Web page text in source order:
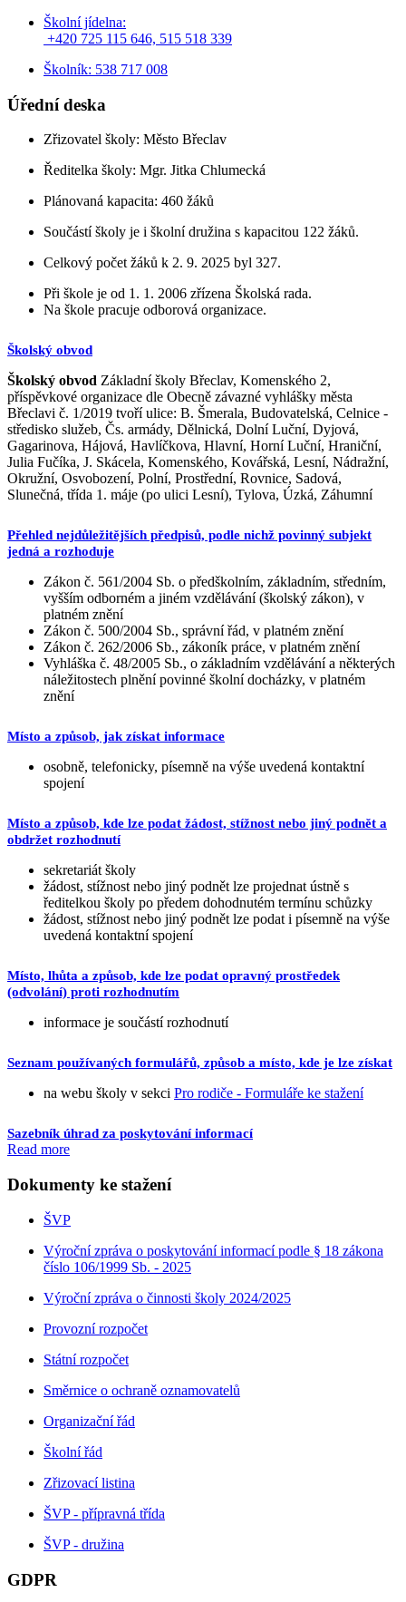
Školní jídelna:
+420 725 115 646, 515 518 339
Školník: 538 717 008
Úřední deska
Zřizovatel školy: Město Břeclav
Ředitelka školy: Mgr. Jitka Chlumecká
Plánovaná kapacita: 460 žáků
Součástí školy je i školní družina s kapacitou 122 žáků.
Celkový počet žáků k 2. 9. 2025 byl 327.
Při škole je od 1. 1. 2006 zřízena Školská rada.
Na škole pracuje odborová organizace.
Školský obvod
Školský obvod Základní školy Břeclav, Komenského 2,
příspěvkové organizace dle Obecně závazné vyhlášky města
Břeclavi č. 1/2019 tvoří ulice: B. Šmerala, Budovatelská, Celnice -
středisko služeb, Čs. armády, Dělnická, Dolní Luční, Dyjová,
Gagarinova, Hájová, Havlíčkova, Hlavní, Horní Luční, Hraniční,
Julia Fučíka, J. Skácela, Komenského, Kovářská, Lesní, Nádražní,
Okružní, Osvobození, Polní, Prostřední, Rovnice, Sadová,
Slunečná, třída 1. máje (po ulici Lesní), Tylova, Úzká, Záhumní
Přehled nejdůležitějších předpisů, podle nichž povinný subjekt
jedná a rozhoduje
Zákon č. 561/2004 Sb. o předškolním, základním, středním,
vyšším odborném a jiném vzdělávání (školský zákon), v
platném znění
Zákon č. 500/2004 Sb., správní řád, v platném znění
Zákon č. 262/2006 Sb., zákoník práce, v platném znění
Vyhláška č. 48/2005 Sb., o základním vzdělávání a některých
náležitostech plnění povinné školní docházky, v platném
znění
Místo a způsob, jak získat informace
osobně, telefonicky, písemně na výše uvedená kontaktní
spojení
Místo a způsob, kde lze podat žádost, stížnost nebo jiný podnět a
obdržet rozhodnutí
sekretariát školy
žádost, stížnost nebo jiný podnět lze projednat ústně s
ředitelkou školy po předem dohodnutém termínu schůzky
žádost, stížnost nebo jiný podnět lze podat i písemně na výše
uvedená kontaktní spojení
Místo, lhůta a způsob, kde lze podat opravný prostředek
(odvolání) proti rozhodnutím
informace je součástí rozhodnutí
Seznam používaných formulářů, způsob a místo, kde je lze získat
na webu školy v sekci Pro rodiče - Formuláře ke stažení
Sazebník úhrad za poskytování informací
Read more
Dokumenty ke stažení
ŠVP
Výroční zpráva o poskytování informací podle § 18 zákona
číslo 106/1999 Sb. - 2025
Výroční zpráva o činnosti školy 2024/2025
Provozní rozpočet
Státní rozpočet
Směrnice o ochraně oznamovatelů
Organizační řád
Školní řád
Zřizovací listina
ŠVP - přípravná třída
ŠVP - družina
GDPR